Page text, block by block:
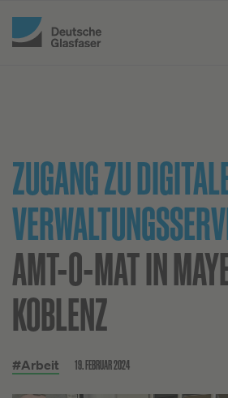
ZUGANG ZU
AMT-O-MAT IN
KOBLENZ
#Arbeit 19. FEBRUAR 2024